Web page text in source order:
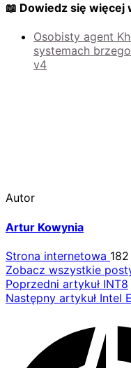
📖 Dowiedz się więcej
Osobisty agent
systemach
v4
Autor
Artur Kowynia
Strona internetowa
Zobacz wszystkie
Nawigacja
wpisu
Poprzedni artykuł INT8
Następny artykuł Intel